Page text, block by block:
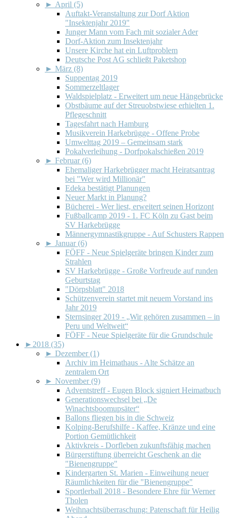
► April (5)
Auftakt-Veranstaltung zur Dorf Aktion
"Insektenjahr 2019"
Junger Mann vom Fach mit sozialer Ader
Dorf-Aktion zum Insektenjahr
Unsere Kirche hat ein Luftproblem
Deutsche Post AG schließt Paketshop
► März (8)
Suppentag 2019
Sommerzeltlager
Waldspielplatz - Erweitert um neue Hängebrücke
Obstbäume auf der Streuobstwiese erhielten 1.
Pflegeschnitt
Tagesfahrt nach Hamburg
Musikverein Harkebrügge - Offene Probe
Umwelttag 2019 – Gemeinsam stark
Pokalverleihung - Dorfpokalschießen 2019
► Februar (6)
Ehemaliger Harkebrügger macht Heiratsantrag
bei "Wer wird Millionär"
Edeka bestätigt Planungen
Neuer Markt in Planung?
Bücherei - Wer liest, erweitert seinen Horizont
Fußballcamp 2019 - 1. FC Köln zu Gast beim
SV Harkebrügge
Männergymnastikgruppe - Auf Schusters Rappen
► Januar (6)
FÖFF - Neue Spielgeräte bringen Kinder zum
Strahlen
SV Harkebrügge - Große Vorfreude auf runden
Geburtstag
"Dörpsblatt" 2018
Schützenverein startet mit neuem Vorstand ins
Jahr 2019
Sternsinger 2019 - „Wir gehören zusammen – in
Peru und Weltweit“
FÖFF - Neue Spielgeräte für die Grundschule
► 2018 (35)
► Dezember (1)
Archiv im Heimathaus - Alte Schätze an
zentralem Ort
► November (9)
Adventstreff - Eugen Block signiert Heimatbuch
Generationswechsel bei „De
Winachtsboomupsäter“
Ballons fliegen bis in die Schweiz
Kolping-Berufshilfe - Kaffee, Kränze und eine
Portion Gemütlichkeit
Aktivkreis - Dorfleben zukunftsfähig machen
Bürgerstiftung überreicht Geschenk an die
"Bienengruppe"
Kindergarten St. Marien - Einweihung neuer
Räumlichkeiten für die "Bienengruppe"
Sportlerball 2018 - Besondere Ehre für Werner
Tholen
Weihnachtsüberraschung: Patenschaft für Heilig